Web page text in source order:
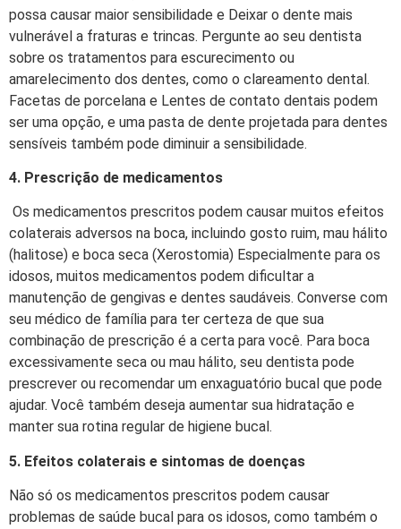
possa causar maior sensibilidade e Deixar o dente mais
vulnerável a fraturas e trincas. Pergunte ao seu dentista
sobre os tratamentos para escurecimento ou
amarelecimento dos dentes, como o clareamento dental.
Facetas de porcelana e Lentes de contato dentais podem
ser uma opção, e uma pasta de dente projetada para dentes
sensíveis também pode diminuir a sensibilidade.
4. Prescrição de medicamentos
Os medicamentos prescritos podem causar muitos efeitos
colaterais adversos na boca, incluindo gosto ruim, mau hálito
(halitose) e boca seca (Xerostomia) Especialmente para os
idosos, muitos medicamentos podem dificultar a
manutenção de gengivas e dentes saudáveis. Converse com
seu médico de família para ter certeza de que sua
combinação de prescrição é a certa para você. Para boca
excessivamente seca ou mau hálito, seu dentista pode
prescrever ou recomendar um enxaguatório bucal que pode
ajudar. Você também deseja aumentar sua hidratação e
manter sua rotina regular de higiene bucal.
5. Efeitos colaterais e sintomas de doenças
Não só os medicamentos prescritos podem causar
problemas de saúde bucal para os idosos, como também o